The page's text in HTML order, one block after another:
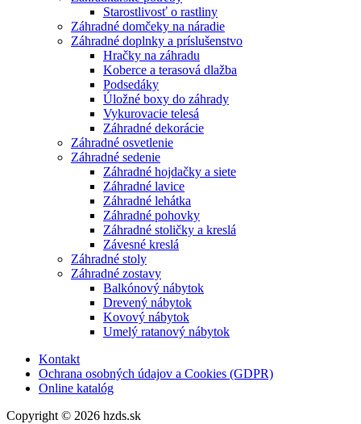
Starostlivosť o rastliny
Záhradné domčeky na náradie
Záhradné doplnky a príslušenstvo
Hračky na záhradu
Koberce a terasová dlažba
Podsedáky
Úložné boxy do záhrady
Vykurovacie telesá
Záhradné dekorácie
Záhradné osvetlenie
Záhradné sedenie
Záhradné hojdačky a siete
Záhradné lavice
Záhradné lehátka
Záhradné pohovky
Záhradné stoličky a kreslá
Závesné kreslá
Záhradné stoly
Záhradné zostavy
Balkónový nábytok
Drevený nábytok
Kovový nábytok
Umelý ratanový nábytok
Kontakt
Ochrana osobných údajov a Cookies (GDPR)
Online katalóg
Copyright © 2026 hzds.sk